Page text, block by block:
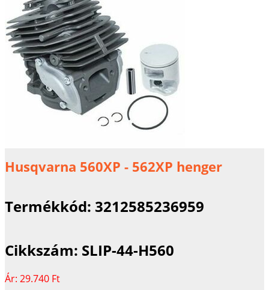
Husqvarna 560XP - 562XP henger
Termékkód: 3212585236959
Cikkszám: SLIP-44-H560
Ár: 29.740 Ft